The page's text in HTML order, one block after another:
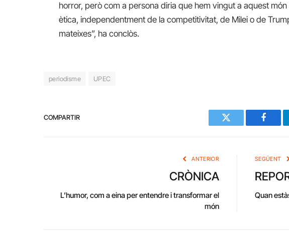
horror, però com a persona diria que hem vingut a aquest
ètica, independentment de la competitivitat, de Milei o de
mateixes”, ha conclòs.
periodisme UPEC
COMPARTIR
Twitter
ANTERIOR
CRÒNICA
L’humor, com a eina per entendre i transformar el
món
SEGÜENT
Quan